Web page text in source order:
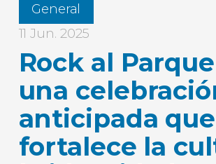
General
11 Jun. 2025
Rock al
una
anticipada que
fortalece la